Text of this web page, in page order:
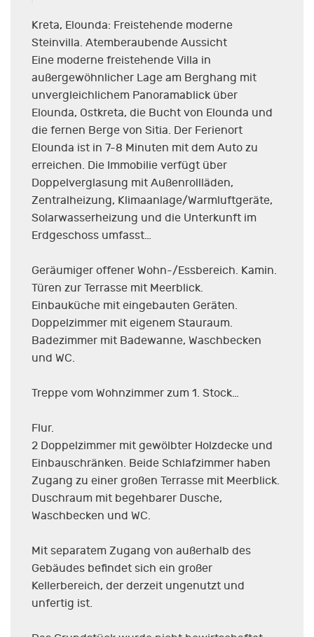
Kreta, Elounda: Freistehende moderne
Steinvilla. Atemberaubende Aussicht
Eine moderne freistehende Villa in
außergewöhnlicher Lage am Berghang mit
unvergleichlichem Panoramablick über
Elounda, Ostkreta, die Bucht von Elounda und
die fernen Berge von Sitia. Der Ferienort
Elounda ist in 7-8 Minuten mit dem Auto zu
erreichen. Die Immobilie verfügt über
Doppelverglasung mit Außenrollläden,
Zentralheizung, Klimaanlage/Warmluftgeräte,
Solarwasserheizung und die Unterkunft im
Erdgeschoss umfasst…
Geräumiger offener Wohn-/Essbereich. Kamin.
Türen zur Terrasse mit Meerblick.
Einbauküche mit eingebauten Geräten.
Doppelzimmer mit eigenem Stauraum.
Badezimmer mit Badewanne, Waschbecken
und WC.
Treppe vom Wohnzimmer zum 1. Stock…
Flur.
2 Doppelzimmer mit gewölbter Holzdecke und
Einbauschränken. Beide Schlafzimmer haben
Zugang zu einer großen Terrasse mit Meerblick.
Duschraum mit begehbarer Dusche,
Waschbecken und WC.
Mit separatem Zugang von außerhalb des
Gebäudes befindet sich ein großer
Kellerbereich, der derzeit ungenutzt und
unfertig ist.